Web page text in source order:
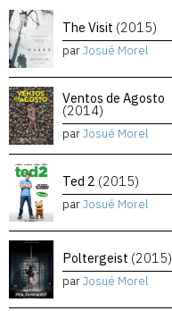
The Visit (2015)
parJosué Morel
Ventos de Agosto
(2014)
parJosué Morel
Ted 2 (2015)
parJosué Morel
Poltergeist (2015)
parJosué Morel